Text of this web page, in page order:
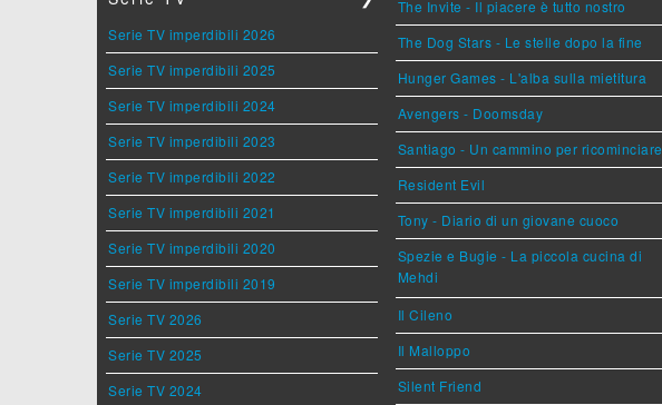
Serie TV imperdibili 2026
Serie TV imperdibili 2025
Serie TV imperdibili 2024
Serie TV imperdibili 2023
Serie TV imperdibili 2022
Serie TV imperdibili 2021
Serie TV imperdibili 2020
Serie TV imperdibili 2019
Serie TV 2026
Serie TV 2025
Serie TV 2024
The Invite - Il piacere è tutto nostro
The Dog Stars - Le stelle dopo la fine
Hunger Games - L'alba sulla mietitura
Avengers - Doomsday
Santiago - Un cammino per ricominciare
Resident Evil
Tony - Diario di un giovane cuoco
Spezie e Bugie - La piccola cucina di
Mehdi
Il Cileno
Il Malloppo
Silent Friend